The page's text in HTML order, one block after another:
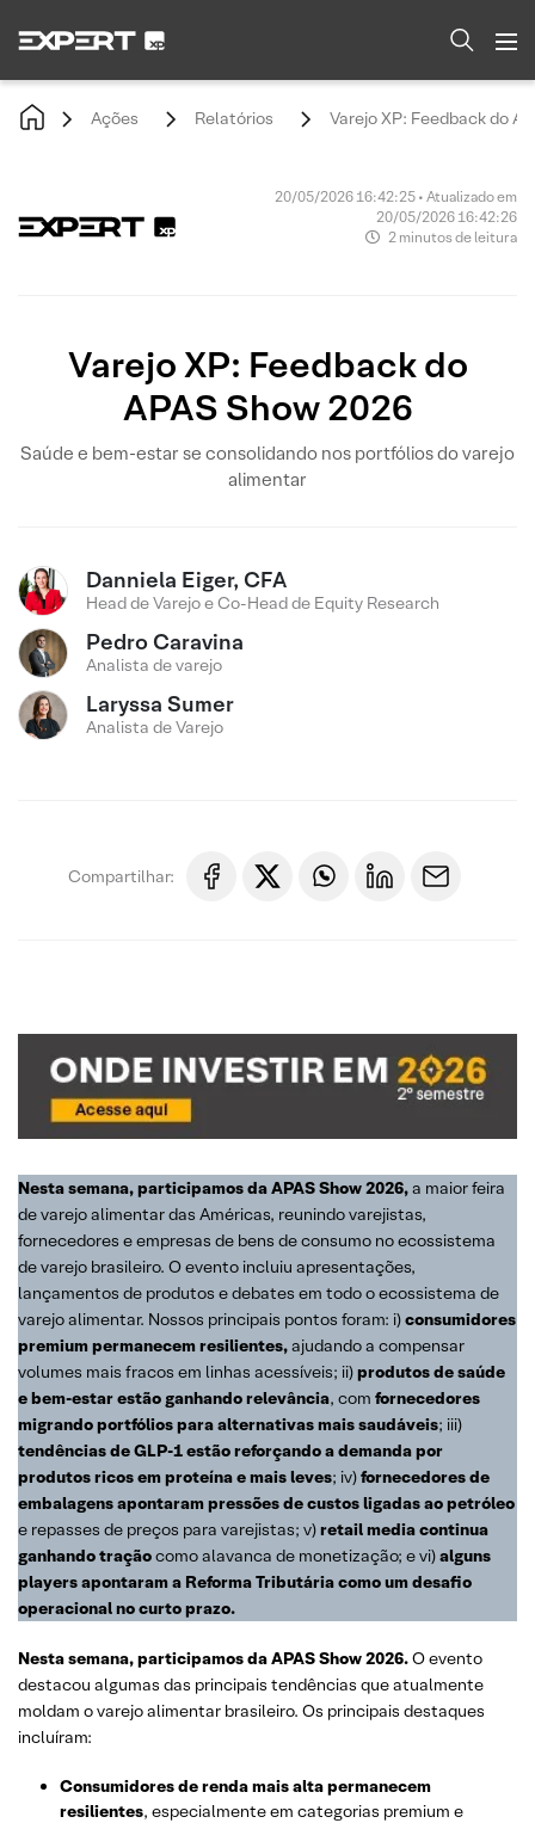
Ações Relatórios Varejo XP: Feedback do
20/05/2026 16:42:25 • Atualizado em
20/05/2026 16:42:26
2 minutos de leitura
Varejo XP: Feedback do
APAS Show 2026
Saúde e bem-estar se consolidando nos portfólios do varejo
alimentar
Danniela Eiger, CFA
Head de Varejo e Co-Head de Equity Research
Pedro Caravina
Analista de varejo
Laryssa Sumer
Analista de Varejo
Compartilhar:
Nesta semana, participamos da APAS Show 2026,a maior feira
de varejo alimentar das Américas, reunindo varejistas,
fornecedores e empresas de bens de consumo no ecossistema
de varejo brasileiro. O evento incluiu apresentações,
lançamentos de produtos e debates em todo o ecossistema de
varejo alimentar. Nossos principais pontos foram: i)consumidores
premium permanecem resilientes,ajudando a compensar
volumes mais fracos em linhas acessíveis; ii)produtos de saúde
e bem-estar estão ganhando relevância, com fornecedores
migrando portfólios para alternativas mais saudáveis; iii)
tendências de GLP-1 estão reforçando a demanda por
produtos ricos em proteína e mais leves; iv)fornecedores de
embalagens apontaram pressões de custos ligadas ao petróleo
e repasses de preços para varejistas; v)retail media continua
ganhando traçãocomo alavanca de monetização; e vi)alguns
players apontaram a Reforma Tributária como um desafio
operacional no curto prazo.
Nesta semana, participamos da APAS Show 2026.O evento
destacou algumas das principais tendências que atualmente
moldam o varejo alimentar brasileiro. Os principais destaques
incluíram:
Consumidores de renda mais alta permanecem
resilientes, especialmente em categorias premium e